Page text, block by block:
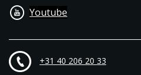
Youtube
+31 40 206 20 33